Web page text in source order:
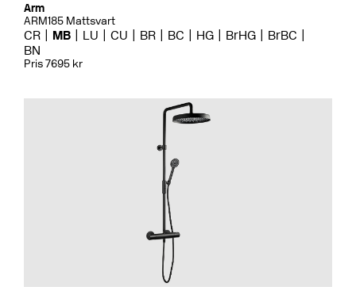
Arm
ARM185 Mattsvart
CR MB LU CU BR BC HG BrHG
BrBC
BN
Pris 7695 kr